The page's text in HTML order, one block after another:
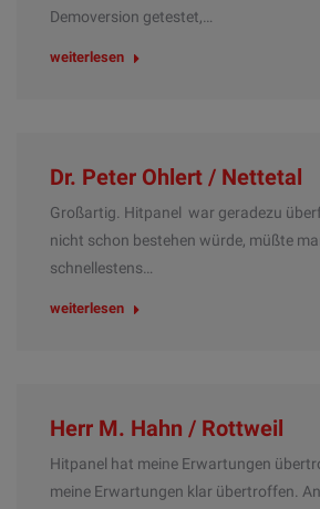
Demoversion getestet,…
weiterlesen
Dr. Peter Ohlert / Nettetal
Großartig. Hitpanel war geradezu
nicht schon bestehen würde, müßte
schnellestens…
weiterlesen
Herr M. Hahn / Rottweil
Hitpanel hat meine Erwartungen
meine Erwartungen klar übertroffen.